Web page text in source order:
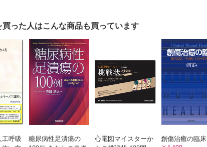
迫療法のガイドラインを学ぶ
静脈学会：静脈疾患における圧迫療法ガイドライン
患に関するその他のガイドライン
パ浮腫に関するガイドライン
迫療法に関するQ&A
な質問
予防についての質問
浮腫治療についての質問
買った人はこんな商品も買っています
工呼吸
糖尿病性足潰瘍の
心電図マイスターか
創傷治癒の臨床